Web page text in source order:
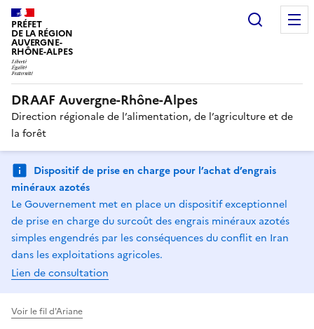
PRÉFET
DE LA RÉGION
AUVERGNE-
RHÔNE-ALPES
DRAAF Auvergne-Rhône-Alpes
Direction régionale de l’alimentation, de l’agriculture et de
la forêt
Dispositif de prise en charge pour l’achat d’engrais
minéraux azotés
Le Gouvernement met en place un dispositif exceptionnel
de prise en charge du surcoût des engrais minéraux azotés
simples engendrés par les conséquences du conflit en Iran
dans les exploitations agricoles.
Lien de consultation
Voir le fil d'Ariane